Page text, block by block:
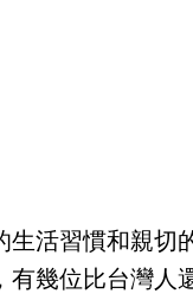
生活習慣和親切
有幾位比台灣人